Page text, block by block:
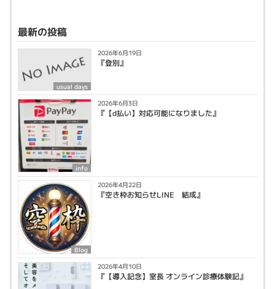
最新の投稿
usual days
2026年6月19日
『登別』
info
2026年6月3日
『【d払い】対応可能になりました』
Blog
2026年4月22日
『空き枠お知らせLINE 結成』
2026年4月10日
『【導入記念】室長 オンライン診療体験記』